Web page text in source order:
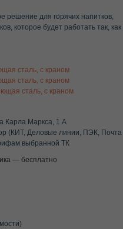
решение для горячих напитков,
которое будет работать так, как
сталь, с краном
сталь, с краном
сталь, с краном
Карла Маркса, 1 А
(КИТ, Деловые линии, ПЭК, Почта
выбранной ТК
— бесплатно